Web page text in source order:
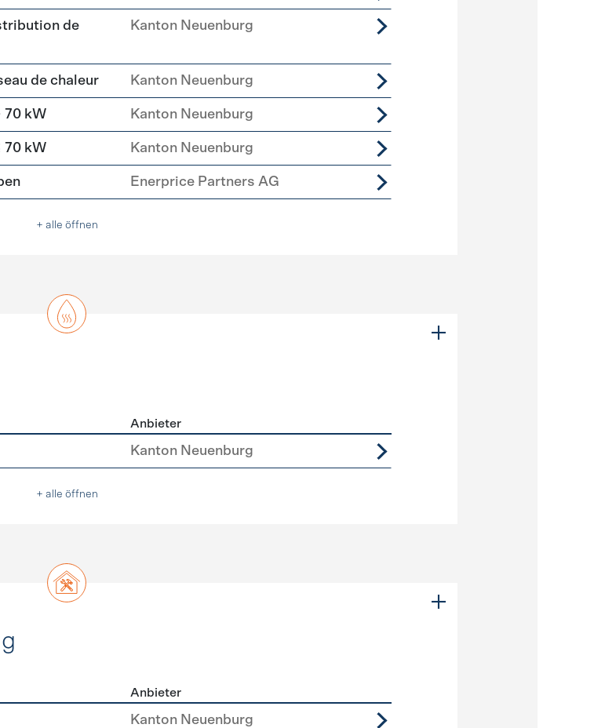
de
Kanton Neuenburg
de chaleur Kanton Neuenburg
70 kW Kanton Neuenburg
70 kW Kanton Neuenburg
Enerprice Partners AG
+ alle öffnen
Anbieter
Kanton Neuenburg
+ alle öffnen
Anbieter
Kanton Neuenburg